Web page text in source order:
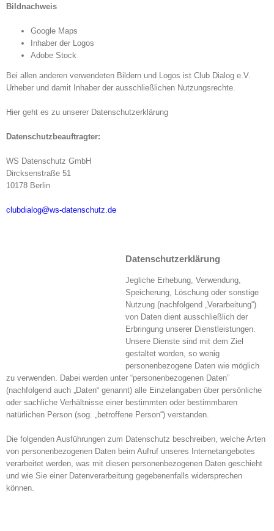
Bildnachweis
Google Maps
Inhaber der Logos
Adobe Stock
Bei allen anderen verwendeten Bildern und Logos ist Club Dialog e.V.
Urheber und damit Inhaber der ausschließlichen Nutzungsrechte.
Hier geht es zu unserer Datenschutzerklärung
Datenschutzbeauftragter:
WS Datenschutz GmbH
Dircksenstraße 51
10178 Berlin
clubdialog@ws-datenschutz.de
Datenschutzerklärung
Jegliche Erhebung, Verwendung,
Speicherung, Löschung oder sonstige
Nutzung (nachfolgend „Verarbeitung“)
von Daten dient ausschließlich der
Erbringung unserer Dienstleistungen.
Unsere Dienste sind mit dem Ziel
gestaltet worden, so wenig
personenbezogene Daten wie möglich
zu verwenden. Dabei werden unter “personenbezogenen Daten”
(nachfolgend auch „Daten“ genannt) alle Einzelangaben über persönliche
oder sachliche Verhältnisse einer bestimmten oder bestimmbaren
natürlichen Person (sog. „betroffene Person“) verstanden.
Die folgenden Ausführungen zum Datenschutz beschreiben, welche Arten
von personenbezogenen Daten beim Aufruf unseres Internetangebotes
verarbeitet werden, was mit diesen personenbezogenen Daten geschieht
und wie Sie einer Datenverarbeitung gegebenenfalls widersprechen
können.